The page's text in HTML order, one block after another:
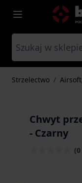
Przejdź do treści
Strzelectwo /
Chwyt
- Czarny